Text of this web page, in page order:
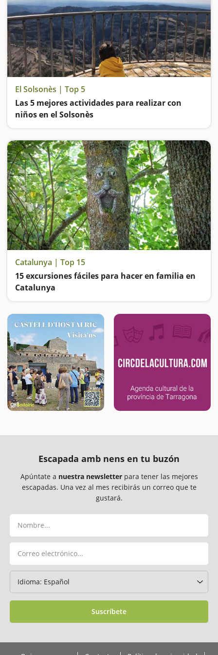
El Solsonès | Top 5
Las 5 mejores actividades para realizar con
niños en el Solsonès
Catalunya | Top 15
15 excursiones fáciles para hacer en familia en
Catalunya
Escapada amb nens en tu buzón
Apúntate a nuestra newsletterpara tener las mejores
escapadas. Una vez al mes recibirás un correo que te
gustará.
Suscríbete